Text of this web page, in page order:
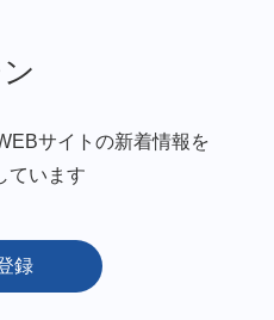
サイトの新着情報を
ています
録